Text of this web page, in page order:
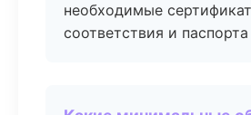
необходимые
соответствия и паспорта